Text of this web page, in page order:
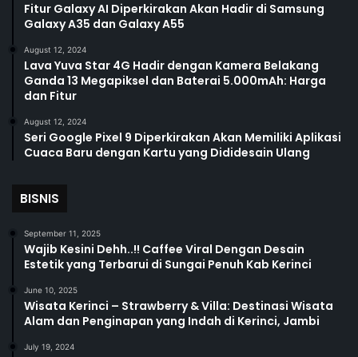
Fitur Galaxy AI Diperkirakan Akan Hadir di Samsung
Galaxy A35 dan Galaxy A55
August 12, 2024
Lava Yuva Star 4G Hadir dengan Kamera Belakang
Ganda 13 Megapiksel dan Baterai 5.000mAh: Harga
dan Fitur
August 12, 2024
Seri Google Pixel 9 Diperkirakan Akan Memiliki Aplikasi
Cuaca Baru dengan Kartu yang Dididesain Ulang
BISNIS
September 11, 2025
Wajib Kesini Dehh..!! Caffee Viral Dengan Desain
Estetik yang Terbarui di Sungai Penuh Kab Kerinci
June 10, 2025
Wisata Kerinci – Strawberry & Villa: Destinasi Wisata
Alam dan Penginapan yang Indah di Kerinci, Jambi
July 19, 2024